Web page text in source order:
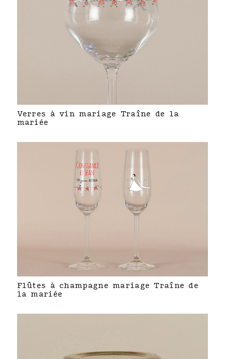
Verres à vin mariage Traîne de la
mariée
Flûtes à champagne mariage Traîne de
la mariée